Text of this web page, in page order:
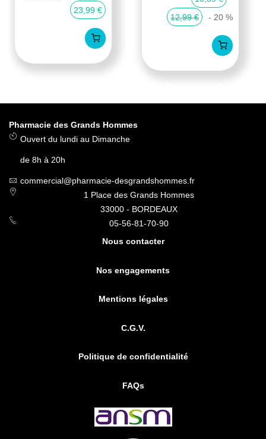
23,99 €
12,99 €
- 20 %
Pharmacie des Grands Hommes
Ouvert du lundi au Dimanche
de 8h à 20h
commercial@pharmacie-desgrandshommes.fr
1 Place des Grands Hommes
33000 - BORDEAUX
05-56-81-70-90
Nous contacter
Nos engagements
Mentions légales
C.G.V.
Politique de confidentialité
FAQs